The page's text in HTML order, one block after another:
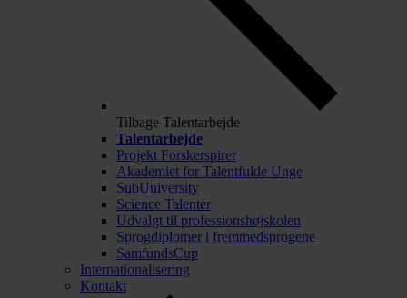
Tilbage Talentarbejde
Talentarbejde
Projekt Forskerspirer
Akademiet for Talentfulde Unge
SubUniversity
Science Talenter
Udvalgt til professionshøjskolen
Sprogdiplomer i fremmedsprogene
SamfundsCup
Internationalisering
Kontakt